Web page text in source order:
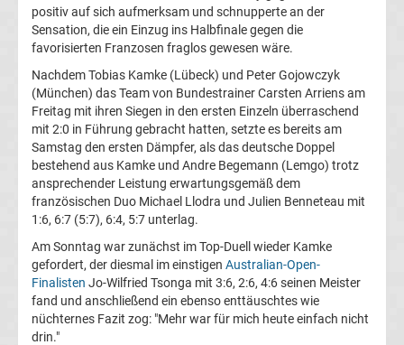
Tennis
Bund
Tennis
heute
live
TV
Top-
Aktuell
Bundesliga
positiv auf sich aufmerksam und schnupperte an der
Sensation, die ein Einzug ins Halbfinale gegen die
favorisierten Franzosen fraglos gewesen wäre.
Nachdem Tobias Kamke (Lübeck) und Peter Gojowczyk
(München) das Team von Bundestrainer Carsten Arriens am
Freitag mit ihren Siegen in den ersten Einzeln überraschend
mit 2:0 in Führung gebracht hatten, setzte es bereits am
Samstag den ersten Dämpfer, als das deutsche Doppel
bestehend aus Kamke und Andre Begemann (Lemgo) trotz
ansprechender Leistung erwartungsgemäß dem
französischen Duo Michael Llodra und Julien Benneteau mit
1:6, 6:7 (5:7), 6:4, 5:7 unterlag.
Am Sonntag war zunächst im Top-Duell wieder Kamke
gefordert, der diesmal im einstigen Australian-Open-
Finalisten Jo-Wilfried Tsonga mit 3:6, 2:6, 4:6 seinen Meister
fand und anschließend ein ebenso enttäuschtes wie
nüchternes Fazit zog: "Mehr war für mich heute einfach nicht
drin."